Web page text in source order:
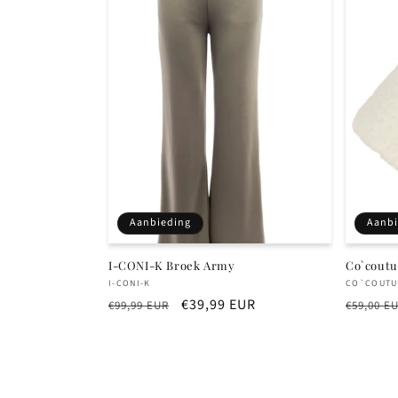
Aanbieding
I-CONI-K Broek Army
Verkoper:
I-CONI-K
Normale
€99,99 EUR Aanbiedingsprijs
€39,99 EUR €59,00